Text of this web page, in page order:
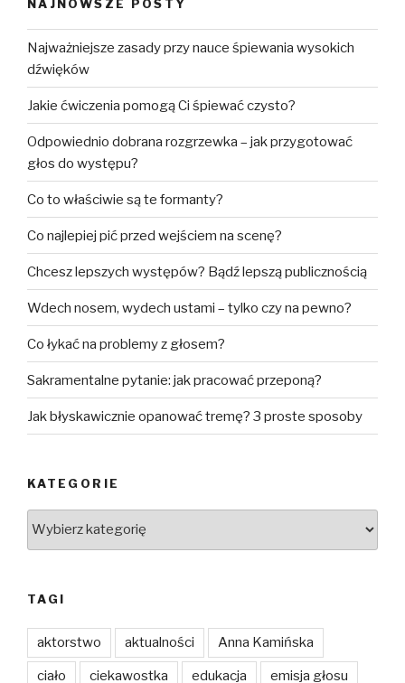
NAJNOWSZE POSTY
Najważniejsze zasady przy nauce śpiewania wysokich
dźwięków
Jakie ćwiczenia pomogą Ci śpiewać czysto?
Odpowiednio dobrana rozgrzewka – jak przygotować
głos do występu?
Co to właściwie są te formanty?
Co najlepiej pić przed wejściem na scenę?
Chcesz lepszych występów? Bądź lepszą publicznością
Wdech nosem, wydech ustami – tylko czy na pewno?
Co łykać na problemy z głosem?
Sakramentalne pytanie: jak pracować przeponą?
Jak błyskawicznie opanować tremę? 3 proste sposoby
KATEGORIE
TAGI
aktorstwo aktualności Anna Kamińska
ciało ciekawostka edukacja emisja głosu